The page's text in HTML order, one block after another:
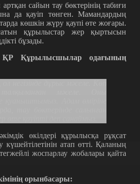
сайын тау бөктерінің табиғи
да қауіп төнген. Мамандардың
көшкін жүру қаупі өте жоғары.
құрылыстар жер қыртысын
бұзады.
ҚР Құрылысшылар одағының
өкілдері құрылысқа рұқсат
күшейтілетінін атап өтті. Қаланың
жоспарлау жобалары қайта
орынбасары: